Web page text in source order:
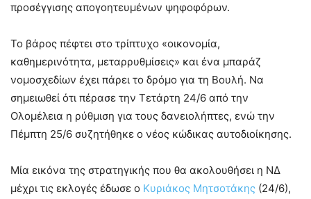
προσέγγισης απογοητευμένων ψηφοφόρων.
Το βάρος πέφτει στο τρίπτυχο «οικονομία,
καθημερινότητα, μεταρρυθμίσεις» και ένα μπαράζ
νομοσχεδίων έχει πάρει το δρόμο για τη Βουλή. Να
σημειωθεί ότι πέρασε την Τετάρτη 24/6 από την
Ολομέλεια η ρύθμιση για τους δανειολήπτες, ενώ την
Πέμπτη 25/6 συζητήθηκε ο νέος κώδικας αυτοδιοίκησης.
Μία εικόνα της στρατηγικής που θα ακολουθήσει η ΝΔ
μέχρι τις εκλογές έδωσε ο Κυριάκος Μητσοτάκης (24/6),